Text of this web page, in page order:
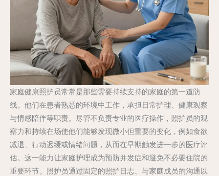
家庭健康照护员常常是那些需要持续支持的家庭的第一道防
线。他们在患者熟悉的环境中工作，承担日常护理、健康观察
与情感陪伴等职责。尽管不负责专业的医疗操作，照护员的观
察力和持续在场使他们能够发现微小但重要的变化，例如食欲
减退、行动迟缓或情绪问题，从而在早期触发进一步的医疗评
估。这一能力让家庭护理成为预防并发症和避免不必要住院的
重要环节。照护员通过固定的照护日志、与家庭成员的沟通以